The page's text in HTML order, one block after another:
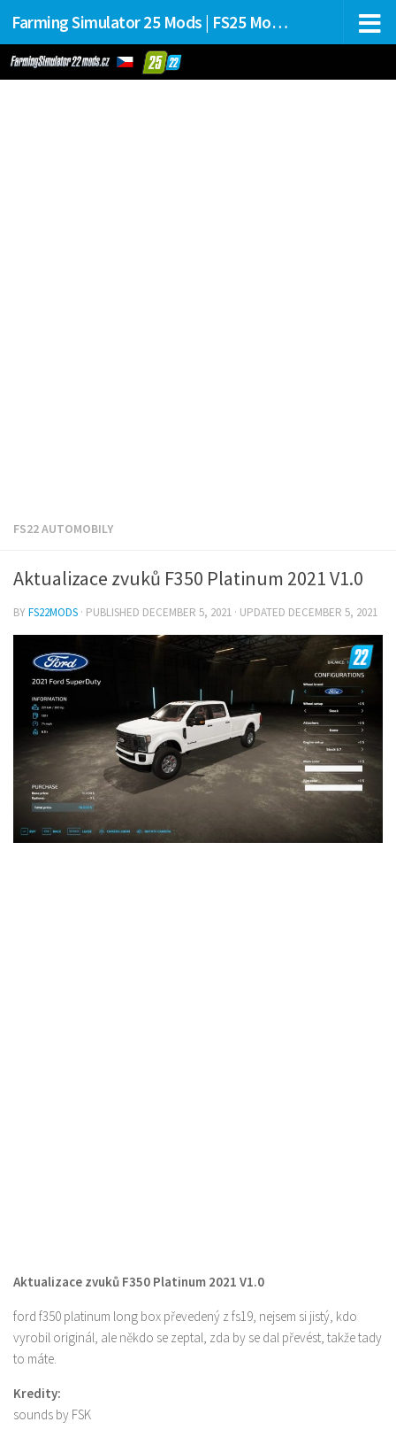
Farming Simulator 25 Mods | FS25 Mods Stahování
FS22 AUTOMOBILY
Aktualizace zvuků F350 Platinum 2021 V1.0
BYFS22MODS · PUBLISHED DECEMBER 5, 2021 · UPDATED DECEMBER 5, 2021
Aktualizace zvuků F350 Platinum 2021 V1.0
ford f350 platinum long box převedený z fs19, nejsem si jistý, kdo
vyrobil originál, ale někdo se zeptal, zda by se dal převést, takže tady
to máte.
Kredity:
sounds by FSK